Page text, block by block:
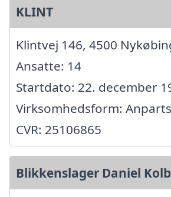
KLINT
Klintvej 146, 4500
Ansatte: 14
Startdato: 22. december
Virksomhedsform:
CVR: 25106865
Blikkenslager Daniel